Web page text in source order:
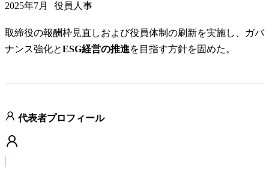
2025年7月 役員人事
取締役の報酬枠見直しおよび役員体制の刷新を実施し、ガバ
ナンス強化とESG経営の推進を目指す方針を固めた。
代表者プロフィール